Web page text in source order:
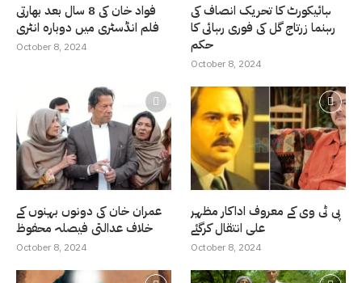
فواد خان کی 8 سال بعد بھارتی
فلم انڈسٹری میں دوبارہ انٹری
October 8, 2024
ہائیکورٹ کا تحریک انصاف کی
رہنما زرتاج گل کی فوری رہائی کا
حکم
October 8, 2024
عمران خان کی دونوں بہنوں کے
خلاف عدالتی فیصلہ محفوظ
October 8, 2024
پی ٹی وی کے معروف اداکار مظہر
علی انتقال کرگئے
October 8, 2024